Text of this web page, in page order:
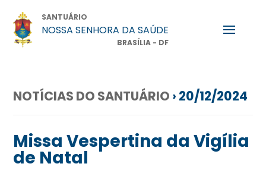
SANTUÁRIO
NOSSA SENHORA DA SAÚDE
BRASÍLIA - DF
NOTÍCIAS DO SANTUÁRIO › 20/12/2024
Missa Vespertina da Vigília
de Natal